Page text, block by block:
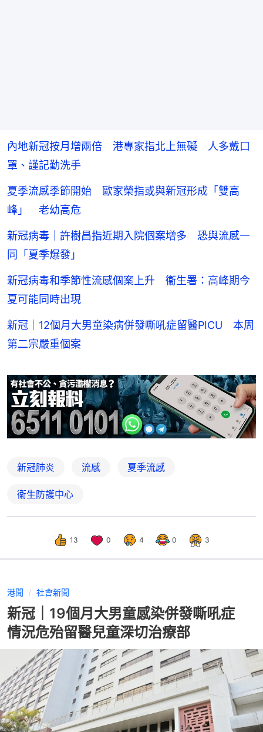
內地新冠按月增兩倍 港專家指北上無礙 人多戴口
罩、謹記勤洗手
夏季流感季節開始 歐家榮指或與新冠形成「雙高
峰」 老幼高危
新冠病毒｜許樹昌指近期入院個案增多 恐與流感一
同「夏季爆發」
新冠病毒和季節性流感個案上升 衞生署：高峰期今
夏可能同時出現
新冠｜12個月大男童染病併發嘶吼症留醫PICU 本周
第二宗嚴重個案
新冠肺炎 流感 夏季流感
衞生防護中心
13 0 4 0 3
港聞 社會新聞
新冠｜19個月大男童感染併發嘶吼症
情況危殆留醫兒童深切治療部